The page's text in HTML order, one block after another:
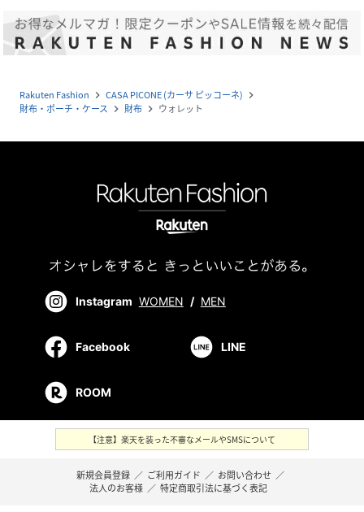
Rakuten Fashion navigate_next CASA PICONE (カーサ ピッコーネ) navigate_next
財布・ポーチ・ケース navigate_next 財布 navigate_next ウォレット
Instagram WOMEN / MEN
Facebook LINE
ROOM
【注意】楽天を装った不審なメールやSMSについて
新規会員登録 ／ ご利用ガイド ／ お問い合わせ ／
法人のお客様 ／ 特定商取引法に基づく表記